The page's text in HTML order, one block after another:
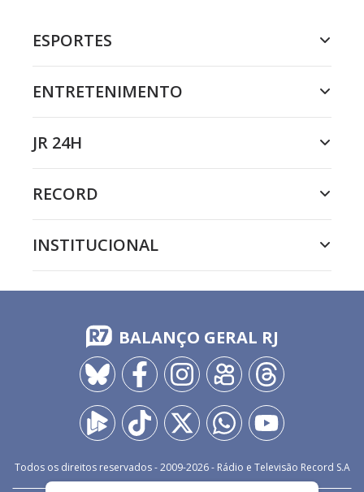
ESPORTES
ENTRETENIMENTO
JR 24H
RECORD
INSTITUCIONAL
BALANÇO GERAL RJ
Todos os direitos reservados - 2009-2026- Rádio e Televisão Record S.A